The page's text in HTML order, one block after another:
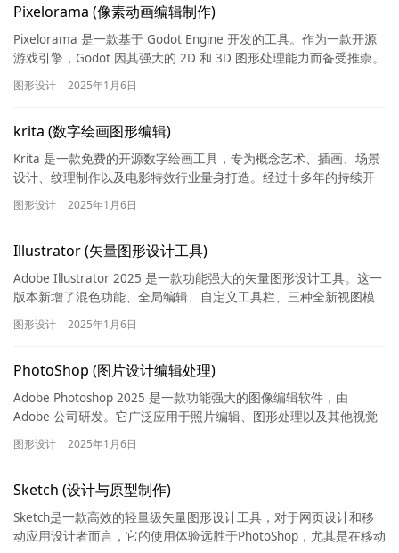
Pixelorama (像素动画编辑制作)
Pixelorama 是一款基于 Godot Engine 开发的工具。作为一款开源
游戏引擎，Godot 因其强大的 2D 和 3D 图形处理能力而备受推崇。
借助 Godot 的框…
图形设计 2025年1月6日
krita (数字绘画图形编辑)
Krita 是一款免费的开源数字绘画工具，专为概念艺术、插画、场景
设计、纹理制作以及电影特效行业量身打造。经过十多年的持续开
发，Krita 在近几年以加速的步伐赢得了广泛的关注。它…
图形设计 2025年1月6日
Illustrator (矢量图形设计工具)
Adobe Illustrator 2025 是一款功能强大的矢量图形设计工具。这一
版本新增了混色功能、全局编辑、自定义工具栏、三种全新视图模
式以及与 Adobe Stock 的连…
图形设计 2025年1月6日
PhotoShop (图片设计编辑处理)
Adobe Photoshop 2025 是一款功能强大的图像编辑软件，由
Adobe 公司研发。它广泛应用于照片编辑、图形处理以及其他视觉
设计领域，如创意设计、数字绘画、插画制作…
图形设计 2025年1月6日
Sketch (设计与原型制作)
Sketch是一款高效的轻量级矢量图形设计工具，对于网页设计和移
动应用设计者而言，它的使用体验远胜于PhotoShop，尤其是在移动